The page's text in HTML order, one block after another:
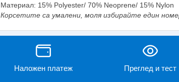
Материал: 15% Polyester/ 70% Neoprene/ 15% Nylon
Корсетите са умалени, моля избирайте един
Наложен платеж Преглед и тест